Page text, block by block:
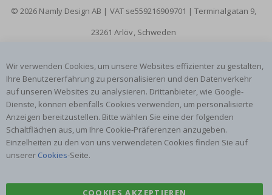
© 2026 Namly Design AB | VAT se559216909701 | Terminalgatan 9,
23261 Arlöv, Schweden
Wir verwenden Cookies, um unsere Websites effizienter zu gestalten,
Ihre Benutzererfahrung zu personalisieren und den Datenverkehr
auf unseren Websites zu analysieren. Drittanbieter, wie Google-
Dienste, können ebenfalls Cookies verwenden, um personalisierte
Anzeigen bereitzustellen. Bitte wählen Sie eine der folgenden
Schaltflächen aus, um Ihre Cookie-Präferenzen anzugeben.
Einzelheiten zu den von uns verwendeten Cookies finden Sie auf
unserer Cookies-Seite.
COOKIES AKZEPTIEREN